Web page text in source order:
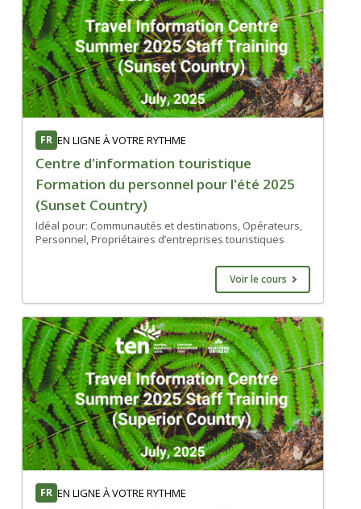
FR EN LIGNE À VOTRE RYTHME
Centre d'information touristique
Formation du personnel pour l'été 2025
(Sunset Country)
Idéal pour: Communautés et destinations, Opérateurs,
Personnel, Propriétaires d’entreprises touristiques
Voir le cours
FR EN LIGNE À VOTRE RYTHME